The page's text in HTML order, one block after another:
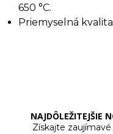
650 °C.
Priemyselná
NAJDÔLEŽITEJŠIE
Získajte